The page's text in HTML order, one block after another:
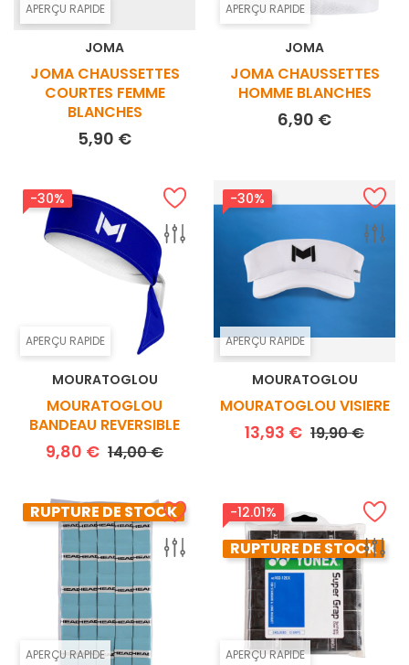
APERÇU RAPIDE
JOMA
JOMA CHAUSSETTES
COURTES FEMME
BLANCHES
5,90 €Prix
APERÇU RAPIDE
JOMA
JOMA CHAUSSETTES
HOMME BLANCHES
6,90 €Prix
APERÇU RAPIDE
-30%
MOURATOGLOU
MOURATOGLOU
BANDEAU REVERSIBLE
9,80 € Prix de base
14,00 €Prix
APERÇU RAPIDE
-30%
MOURATOGLOU
MOURATOGLOU VISIERE
13,93 € Prix de base
19,90 €Prix
APERÇU RAPIDE
RUPTURE DE STOCK
APERÇU RAPIDE
-12.01%
RUPTURE DE STOCK